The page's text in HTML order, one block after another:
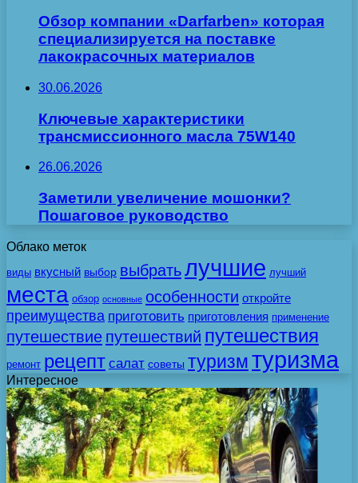
Обзор компании «Darfarben» которая
специализируется на поставке
лакокрасочных материалов
30.06.2026
Ключевые характеристики
трансмиссионного масла 75W140
26.06.2026
Заметили увеличение мошонки?
Пошаговое руководство
Облако меток
виды вкусный выбор выбратьлучшие лучший
места обзор основные особенности откройте
преимущества приготовить приготовления применение
путешествие путешествий путешествия
ремонт рецепт салат советы туризмтуризма
Интересное